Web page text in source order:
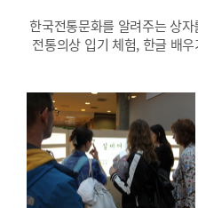
한국전통문화를 알려주는 상
전통의상 입기 체험, 한글 배